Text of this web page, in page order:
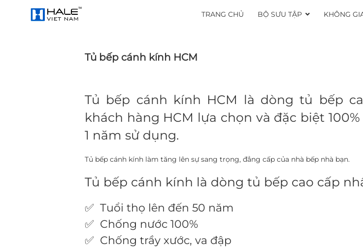
TRANG CHỦ BỘ SƯU TẬP KHÔNG
Tủ bếp cánh kính HCM
Tủ bếp cánh kính HCM là dòng tủ bếp
khách hàng HCM lựa chọn và đặc biệt
1 năm sử dụng.
Tủ bếp cánh kính làm tăng lên sự sang trọng, đẳng cấp của nhà bếp nhà bạn.
Tủ bếp cánh kính là dòng tủ bếp cao cấp
✅ Tuổi thọ lên đến 50 năm
✅ Chống nước 100%
✅ Chống trầy xước, va đập